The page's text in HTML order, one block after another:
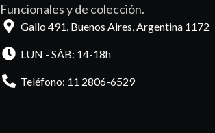
Funcionales y de colección.
Gallo 491, Buenos Aires, Argentina 1172
LUN - SÁB: 14-18h
Teléfono: 11 2806-6529